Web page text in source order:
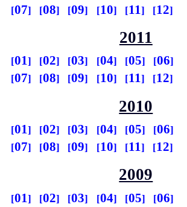
07
08 09 10 11 12
2011
01 02 03 04 05
06
07
08 09 10 11 12
2010
01 02 03 04 05
06
07
08 09 10 11 12
2009
01 02 03 04 05
06